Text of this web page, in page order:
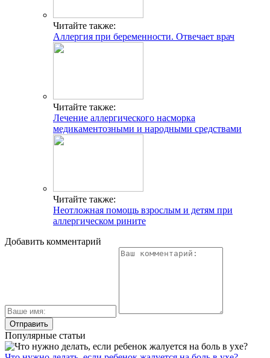
Читайте также:
Аллергия при беременности. Отвечает врач
Читайте также:
Лечение аллергического насморка
медикаментозными и народными средствами
Читайте также:
Неотложная помощь взрослым и детям при
аллергическом рините
Добавить комментарий
Популярные статьи